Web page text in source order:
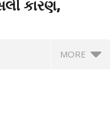
કારણ,
MORE